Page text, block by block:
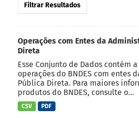
Filtrar Resultados
Operações com Entes da
Direta
Esse Conjunto de Dados contém
operações do BNDES com entes
Pública Direta. Para maiores
produtos do BNDES, consulte o...
CSV PDF